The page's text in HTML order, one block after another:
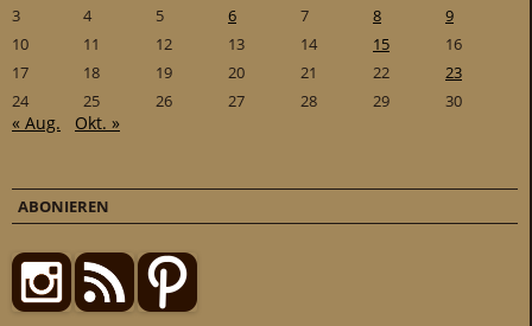
3
4 5 6 7 8
9
10
11 12 13 14 15
16
17
18 19 20 21 22
23
24
25 26 27 28 29 30
« Aug. Okt. »
ABONIEREN